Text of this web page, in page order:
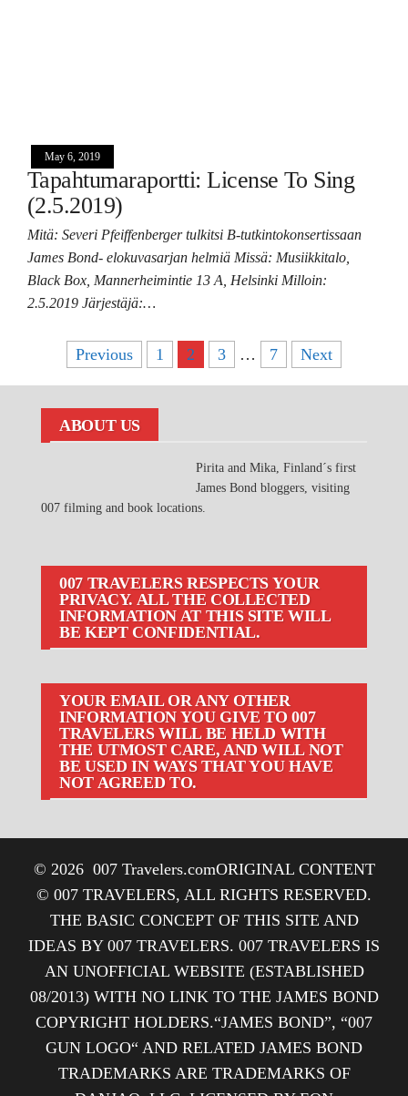
May 6, 2019
Tapahtumaraportti: License To Sing
(2.5.2019)
Mitä: Severi Pfeiffenberger tulkitsi B-tutkintokonsertissaan
James Bond- elokuvasarjan helmiä Missä: Musiikkitalo,
Black Box, Mannerheimintie 13 A, Helsinki Milloin:
2.5.2019 Järjestäjä:…
pagination
Previous 1 2 3 … 7 Next
ABOUT US
Pirita and Mika, Finland´s first
James Bond bloggers, visiting
007 filming and book locations.
007 TRAVELERS RESPECTS YOUR
PRIVACY. ALL THE COLLECTED
INFORMATION AT THIS SITE WILL
BE KEPT CONFIDENTIAL.
YOUR EMAIL OR ANY OTHER
INFORMATION YOU GIVE TO 007
TRAVELERS WILL BE HELD WITH
THE UTMOST CARE, AND WILL NOT
BE USED IN WAYS THAT YOU HAVE
NOT AGREED TO.
© 2026 007 Travelers.comORIGINAL CONTENT
© 007 TRAVELERS, ALL RIGHTS RESERVED.
THE BASIC CONCEPT OF THIS SITE AND
IDEAS BY 007 TRAVELERS. 007 TRAVELERS IS
AN UNOFFICIAL WEBSITE (ESTABLISHED
08/2013) WITH NO LINK TO THE JAMES BOND
COPYRIGHT HOLDERS.“JAMES BOND”, “007
GUN LOGO“ AND RELATED JAMES BOND
TRADEMARKS ARE TRADEMARKS OF